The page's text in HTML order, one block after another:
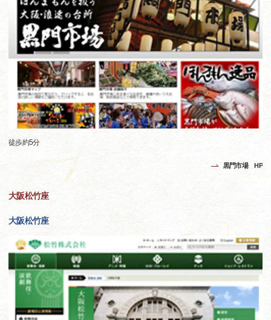
徒歩約5分
黒門市場 HP
大阪松竹座
大阪松竹座